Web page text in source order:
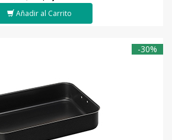
Añadir al Carrito
-30%